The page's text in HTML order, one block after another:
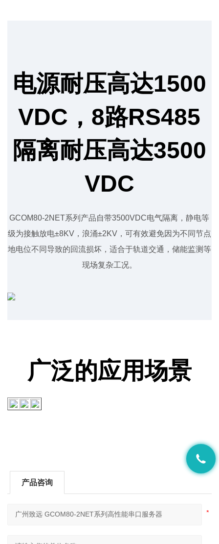
电源耐压高达1500
VDC，8路RS485
隔离耐压高达3500
VDC
GCOM80-2NET系列产品自带3500VDC电气隔离，静电等
级为接触放电±8KV，浪涌±2KV，可有效避免因为不同节点
地电位不同导致的回流损坏，适合于轨道交通，储能监测等
现场复杂工况。
广泛的应用场景
产品咨询